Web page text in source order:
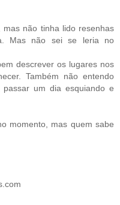
não tinha lido resenhas
Mas não sei se leria no
descrever os lugares nos
Também não entendo
um dia esquiando e
momento, mas quem sabe